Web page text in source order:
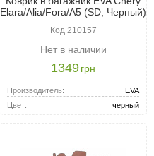
Elara/Alia/Fora/A5 (SD, Черный)
Код 210157
Нет в наличии
1349грн
Производитель:
EVA
Цвет:
черный